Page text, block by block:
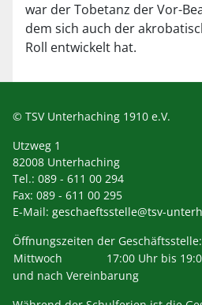
war der Tobetanz der Vor-
dem sich auch der
Roll entwickelt hat.
© TSV Unterhaching 1910 e.V.
Utzweg 1
82008 Unterhaching
Tel.: 089 - 611 00 294
Fax: 089 - 611 00 295
E-Mail: geschaeftsstelle@tsv-
Öffnungszeiten der Geschäftsstelle:
Mittwoch
17:00 Uhr bis
und nach Vereinbarung